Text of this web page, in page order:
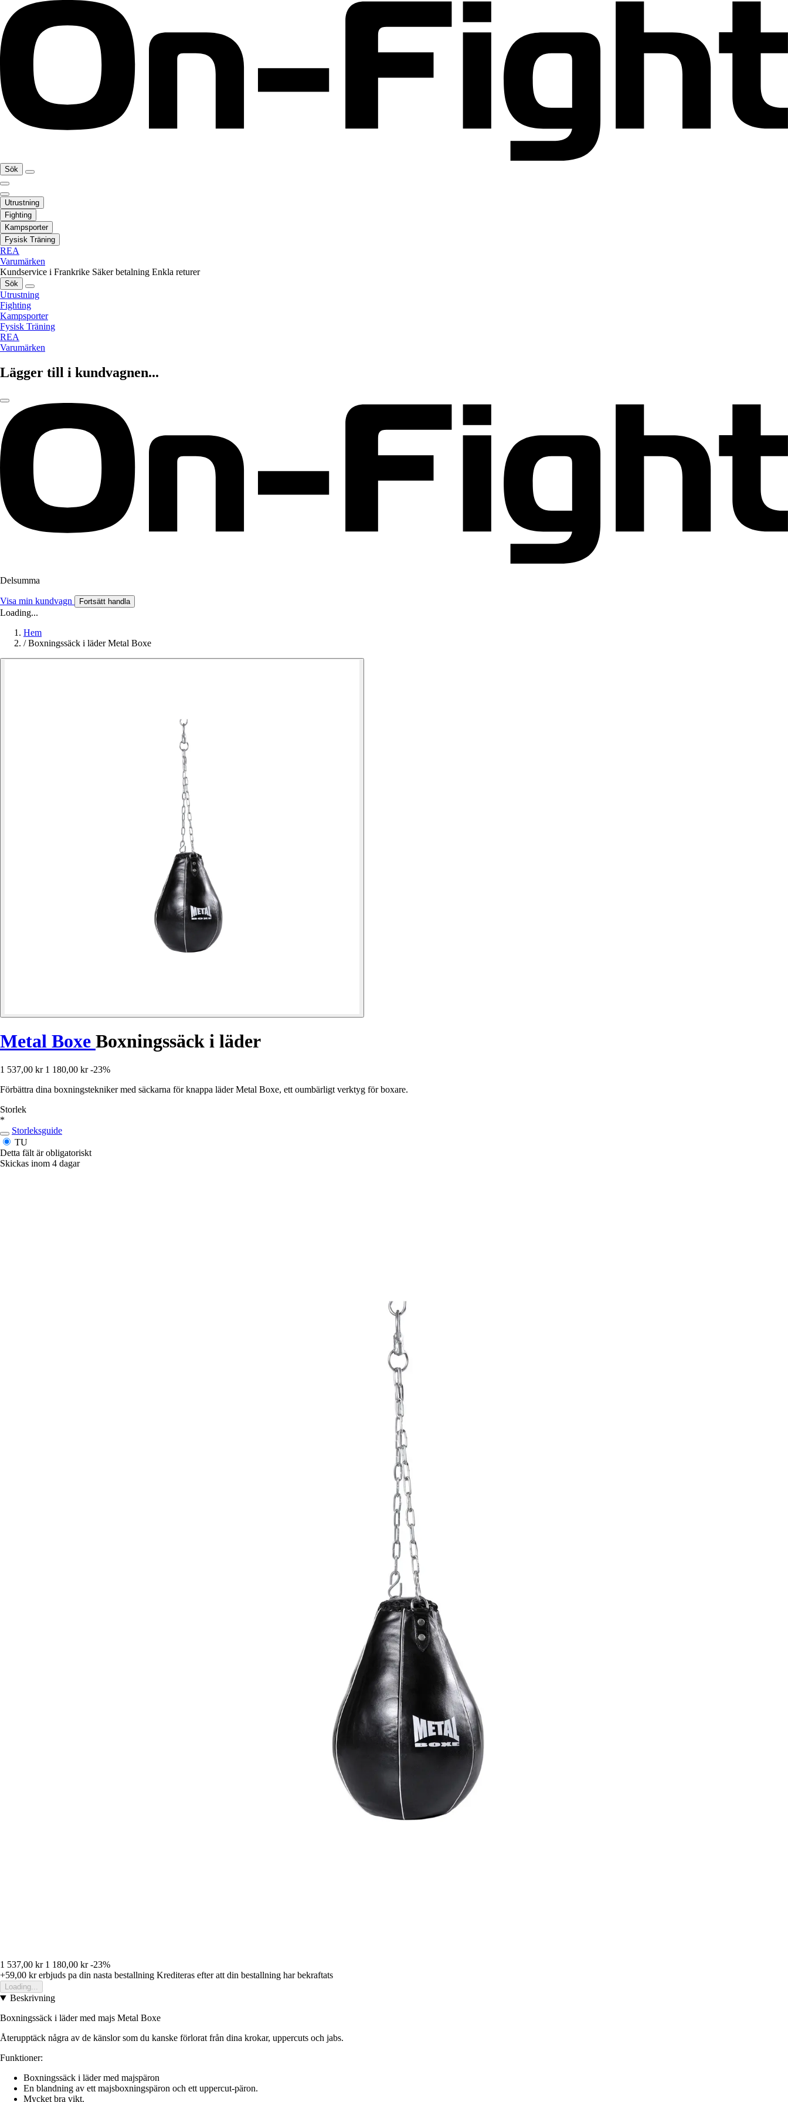
Sök
Utrustning
Fighting
Kampsporter
Fysisk Träning
REA
Varumärken
Kundservice i Frankrike Säker betalning Enkla returer
Sök
Utrustning
Fighting
Kampsporter
Fysisk Träning
REA
Varumärken
Lägger till i kundvagnen...
Delsumma
Visa min kundvagn Fortsätt handla
Loading...
Hem
/ Boxningssäck i läder Metal Boxe
Metal Boxe Boxningssäck i läder
1 537,00 kr 1 180,00 kr -23%
Förbättra dina boxningstekniker med säckarna för knappa läder Metal Boxe, ett oumbärligt verktyg för boxare.
Storlek
*
Storleksguide
TU
Detta fält är obligatoriskt
Skickas inom 4 dagar
1 537,00 kr 1 180,00 kr -23%
+59,00 krerbjuds pa din nasta bestallning Krediteras efter att din bestallning har bekraftats
Loading...
Beskrivning
Boxningssäck i läder med majs Metal Boxe
Återupptäck några av de känslor som du kanske förlorat från dina krokar, uppercuts och jabs.
Funktioner:
Boxningssäck i läder med majspäron
En blandning av ett majsboxningspäron och ett uppercut-päron.
Mycket bra vikt.